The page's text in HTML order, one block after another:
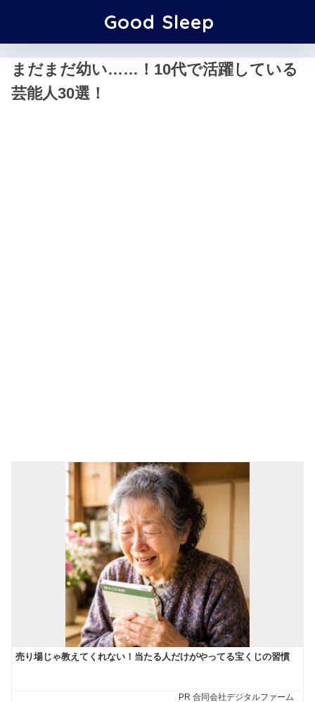
Good Sleep
まだまだ幼い……！10代で活躍している
芸能人30選！